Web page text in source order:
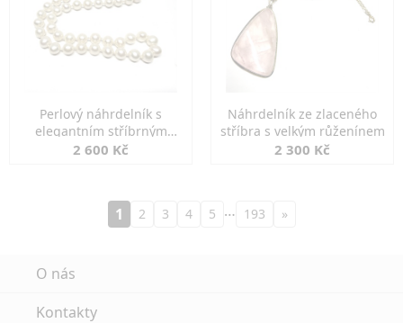
Perlový náhrdelník s
elegantním stříbrným
zapínáním
2 600 Kč
Náhrdelník ze zlaceného
stříbra s velkým růženínem
2 300 Kč
1 2 3 4 5 … 193 »
O nás
Kontakty